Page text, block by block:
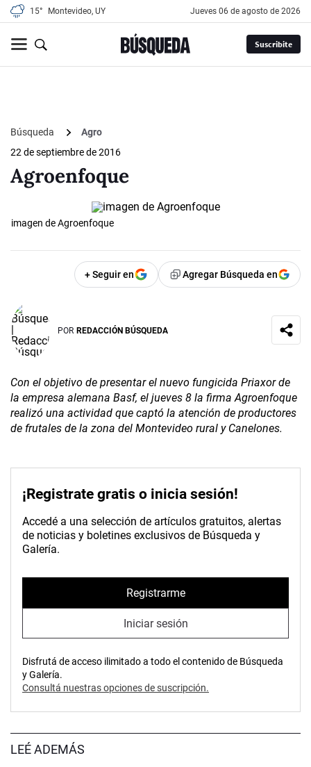
15° Montevideo, UY jueves 06 de agosto de 2026
Suscribite
Búsqueda
Agro
22 de septiembre de 2016
Agroenfoque
imagen de Agroenfoque
+ Seguir en Agregar Búsqueda en
POR REDACCIÓN BÚSQUEDA
Con el objetivo de presentar el nuevo fungicida Priaxor de
la empresa alemana Basf, el jueves 8 la firma Agroenfoque
realizó una actividad que captó la atención de productores
de frutales de la zona del Montevideo rural y Canelones.
¡Registrate gratis o inicia sesión!
Accedé a una selección de artículos gratuitos, alertas
de noticias y boletines exclusivos de Búsqueda y
Galería.
Registrarme
Iniciar sesión
Disfrutá de acceso ilimitado a todo el contenido de Búsqueda
y Galería.
Consultá nuestras opciones de suscripción.
LEÉ ADEMÁS